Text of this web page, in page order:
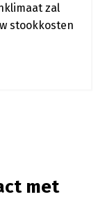
zal
stookkosten
met